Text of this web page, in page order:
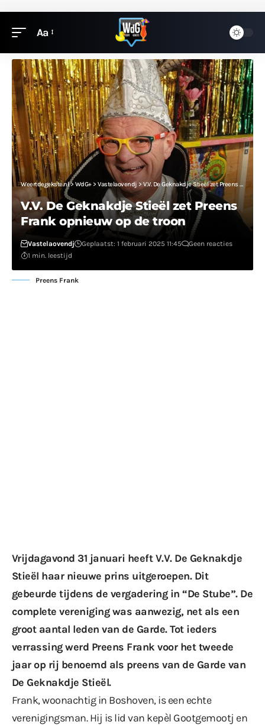
Aa
Weertdegekste.nl> WdG+> Vastelaovendj > V.V. De Geknakdje Stieël zet Preens Frank opnieuw op de troon
V.V. De Geknakdje Stieël zet Preens
Frank opnieuw op de troon
Vastelaovendj Geplaatst: 1 februari 2025 11:45
Geen reacties
1 min. leestijd
Preens Frank
Vrijdagavond 31 januari heeft V.V. De Geknakdje
Stieël haar nieuwe prins uitgeroepen. Dit
gebeurde tijdens de vergadering in “De Stube”. De
complete vereniging was aanwezig, net als een
groot aantal leden van de Garde. Tot ieders
verrassing werd Preens Frank voor het tweede
jaar op rij benoemd als preens van de Garde van
De Geknakdje Stieël.
Frank, woonachtig in Boshoven, is een echte
verenigingsman. Hij is lid van kepèl Gootgemootj en